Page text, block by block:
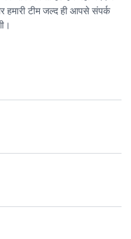
टीम जल्द ही आपसे संपर्क